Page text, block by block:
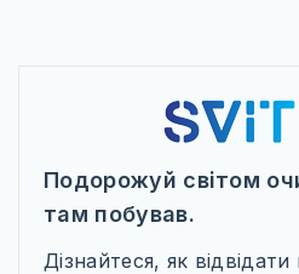
Подорожуй світом
там побував.
Дізнайтеся, як відвідати